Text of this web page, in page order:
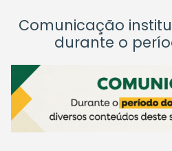
Comunicação
durante o